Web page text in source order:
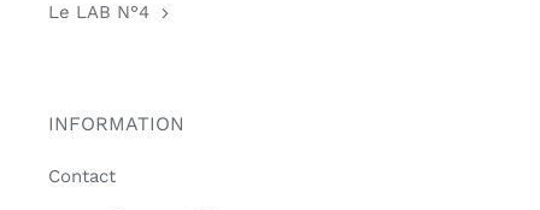
Le LAB N°4
INFORMATION
Contact